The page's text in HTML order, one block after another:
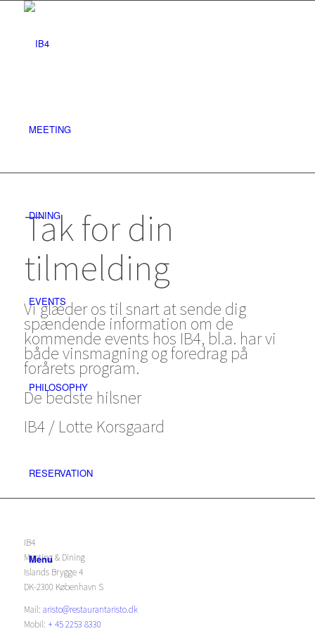
MEETING
DINING
EVENTS
PHILOSOPHY
RESERVATION
Menu
Tak for din
tilmelding
Vi glæder os til snart at sende dig
spændende information om de
kommende events hos IB4, bl.a. har vi
både vinsmagning og foredrag på
forårets program.
De bedste hilsner
IB4 / Lotte Korsgaard
IB4
Meeting & Dining
Islands Brygge 4
DK-2300 København S
Mail: aristo@restaurantaristo.dk
Mobil: + 45 2253 8330